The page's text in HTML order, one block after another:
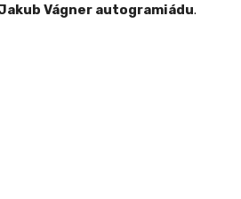
Vágner autogramiádu.